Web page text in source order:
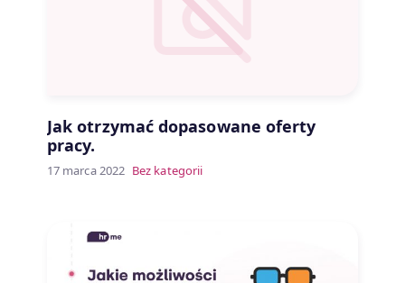
Jak otrzymać dopasowane oferty
pracy.
17 marca 2022 Bez kategorii